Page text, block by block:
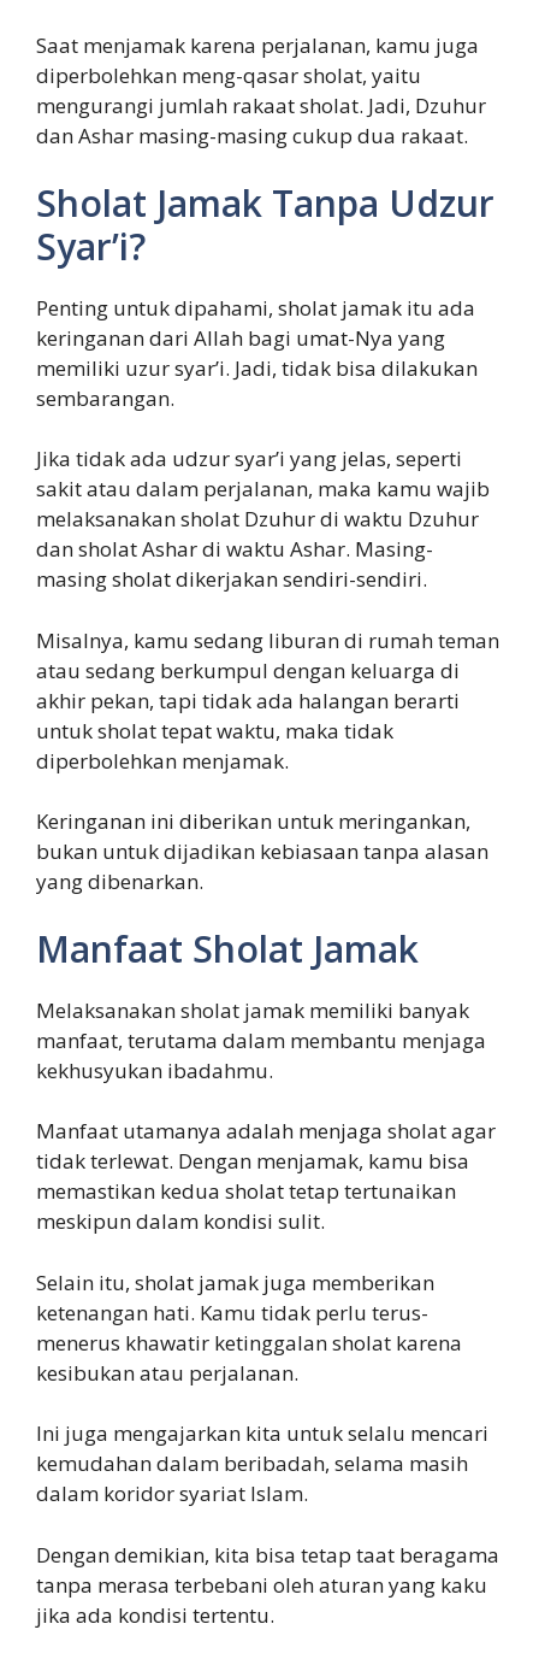
Saat menjamak karena perjalanan, kamu juga
diperbolehkan meng-qasar sholat, yaitu
mengurangi jumlah rakaat sholat. Jadi, Dzuhur
dan Ashar masing-masing cukup dua rakaat.
Sholat Jamak Tanpa Udzur
Syar’i?
Penting untuk dipahami, sholat jamak itu ada
keringanan dari Allah bagi umat-Nya yang
memiliki uzur syar’i. Jadi, tidak bisa dilakukan
sembarangan.
Jika tidak ada udzur syar’i yang jelas, seperti
sakit atau dalam perjalanan, maka kamu wajib
melaksanakan sholat Dzuhur di waktu Dzuhur
dan sholat Ashar di waktu Ashar. Masing-
masing sholat dikerjakan sendiri-sendiri.
Misalnya, kamu sedang liburan di rumah teman
atau sedang berkumpul dengan keluarga di
akhir pekan, tapi tidak ada halangan berarti
untuk sholat tepat waktu, maka tidak
diperbolehkan menjamak.
Keringanan ini diberikan untuk meringankan,
bukan untuk dijadikan kebiasaan tanpa alasan
yang dibenarkan.
Manfaat Sholat Jamak
Melaksanakan sholat jamak memiliki banyak
manfaat, terutama dalam membantu menjaga
kekhusyukan ibadahmu.
Manfaat utamanya adalah menjaga sholat agar
tidak terlewat. Dengan menjamak, kamu bisa
memastikan kedua sholat tetap tertunaikan
meskipun dalam kondisi sulit.
Selain itu, sholat jamak juga memberikan
ketenangan hati. Kamu tidak perlu terus-
menerus khawatir ketinggalan sholat karena
kesibukan atau perjalanan.
Ini juga mengajarkan kita untuk selalu mencari
kemudahan dalam beribadah, selama masih
dalam koridor syariat Islam.
Dengan demikian, kita bisa tetap taat beragama
tanpa merasa terbebani oleh aturan yang kaku
jika ada kondisi tertentu.